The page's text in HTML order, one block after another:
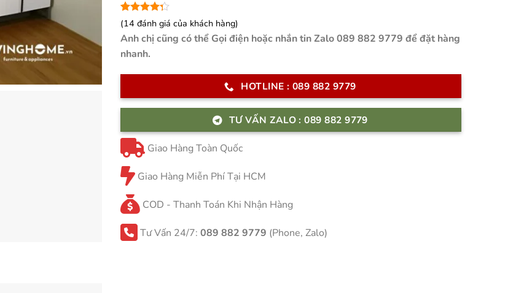
4.29 trên
5 dựa
trên
14
đánh
giá
(14 đánh giá của khách hàng)
Anh chị cũng có thể Gọi điện hoặc nhắn tin Zalo 089 882 9779 để đặt hàng
nhanh.
HOTLINE : 089 882 9779
TƯ VẤN ZALO : 089 882 9779
Giao Hàng Toàn Quốc
Giao Hàng Miễn Phí Tại HCM
COD - Thanh Toán Khi Nhận Hàng
Tư Vấn 24/7: 089 882 9779 (Phone, Zalo)